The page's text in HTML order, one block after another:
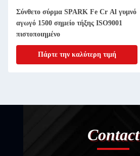
Σύνθετο σύρμα SPARK Fe Cr Al γυμνό
αγωγό 1500 σημείο τήξης ISO9001
πιστοποιημένο
Πάρτε την καλύτερη τιμή
Contact